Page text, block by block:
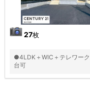
27枚
●4LDK＋WIC＋テレワー
台可